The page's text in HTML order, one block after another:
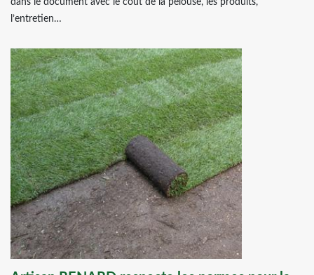
dans le document avec le coût de la pelouse, les produits,
l’entretien…